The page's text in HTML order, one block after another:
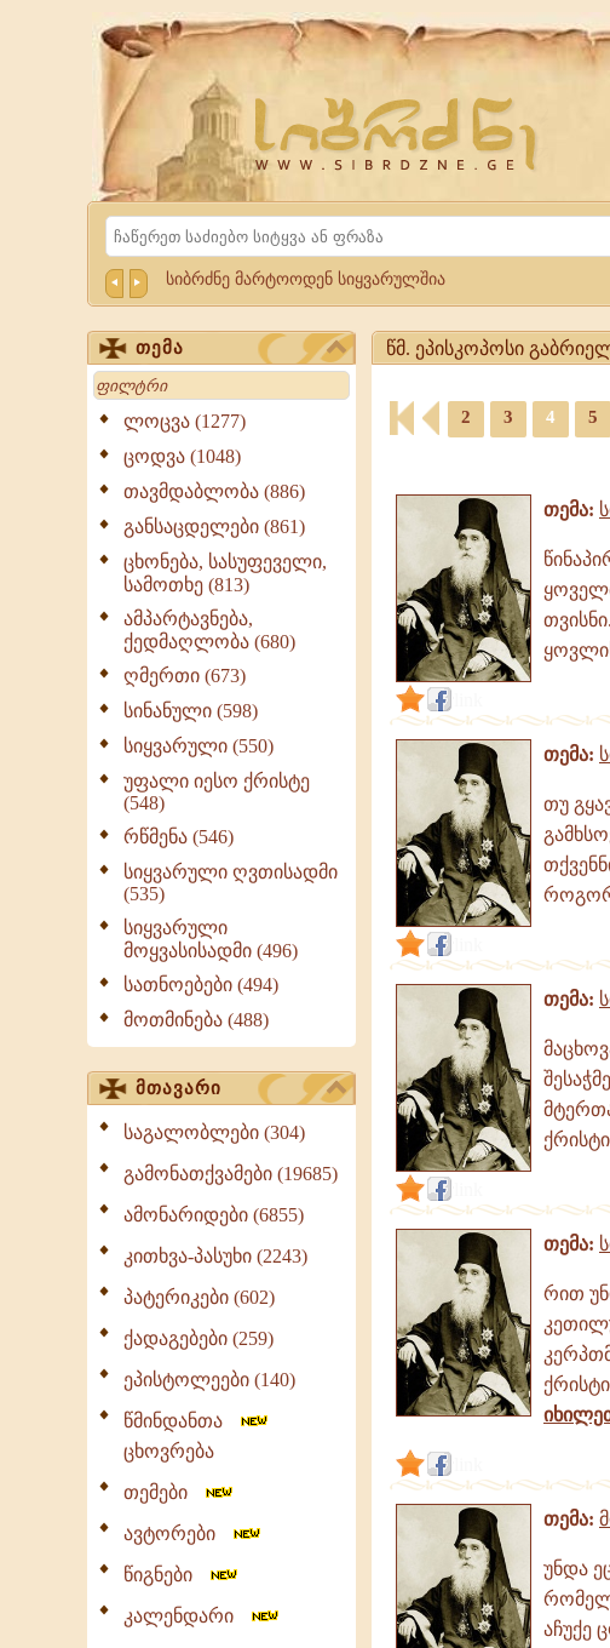
Website
Sibrdzne.ge
Search
სიბრძნე მარტოოდენ სიყვარულშია
თემა
Search
ლოცვა (1277)
ცოდვა (1048)
თავმდაბლობა (886)
განსაცდელები (861)
ცხონება, სასუფეველი,
სამოთხე (813)
ამპარტავნება,
ქედმაღლობა (680)
ღმერთი (673)
სინანული (598)
სიყვარული (550)
უფალი იესო ქრისტე
(548)
რწმენა (546)
სიყვარული ღვთისადმი
(535)
სიყვარული
მოყვასისადმი (496)
სათნოებები (494)
მოთმინება (488)
მთავარი
საგალობლები (304)
გამონათქვამები (19685)
ამონარიდები (6855)
კითხვა-პასუხი (2243)
პატერიკები (602)
ქადაგებები (259)
ეპისტოლეები (140)
წმინდანთა
ცხოვრება
თემები
ავტორები
წიგნები
კალენდარი
წმ. ეპისკოპოსი
ეპისკოპოსი
გაბრიელი
ციტატები,
გამონათქვამები
ეპისკოპოსი
გაბრიელი
(ქიქოძე)
გამონათქვამები
2 3 4 5
თემა:
თემა:
თუ
თემა:
თემა:
რით
თემა:
უნდა
რომელ
აჩუქე